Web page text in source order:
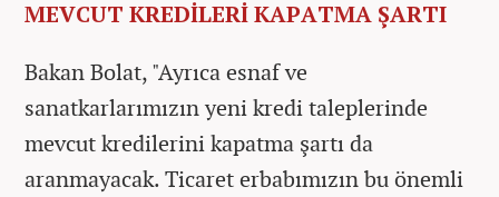
MEVCUT KREDİLERİ KAPATMA ŞARTI
Bakan Bolat, "Ayrıca esnaf ve
sanatkarlarımızın yeni kredi taleplerinde
mevcut kredilerini kapatma şartı da
aranmayacak. Ticaret erbabımızın bu önemli